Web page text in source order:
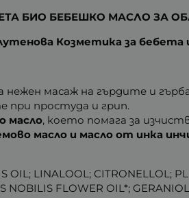
БИО БЕБЕШКО МАСЛО ЗА
Козметика за бебета
нежен масаж на гърдите и
при простуда и грип.
масло, което помага за
масло и масло от инка
OIL; LINALOOL; CITRONELLOL;
NOBILIS FLOWER OIL*;